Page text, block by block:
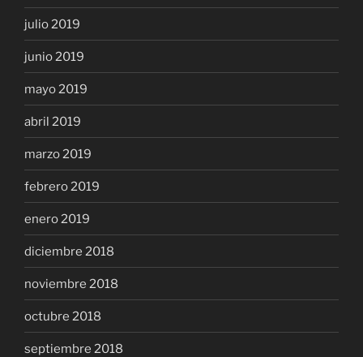
julio 2019
junio 2019
mayo 2019
abril 2019
marzo 2019
febrero 2019
enero 2019
diciembre 2018
noviembre 2018
octubre 2018
septiembre 2018